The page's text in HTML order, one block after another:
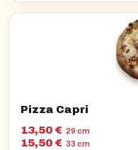
Pizza Capri
13,50 € 29 cm
15,50 € 33 cm